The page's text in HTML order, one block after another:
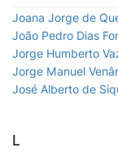
Joana Jorge de
João Pedro Dias
Jorge Humberto
Jorge Manuel
José Alberto de
L